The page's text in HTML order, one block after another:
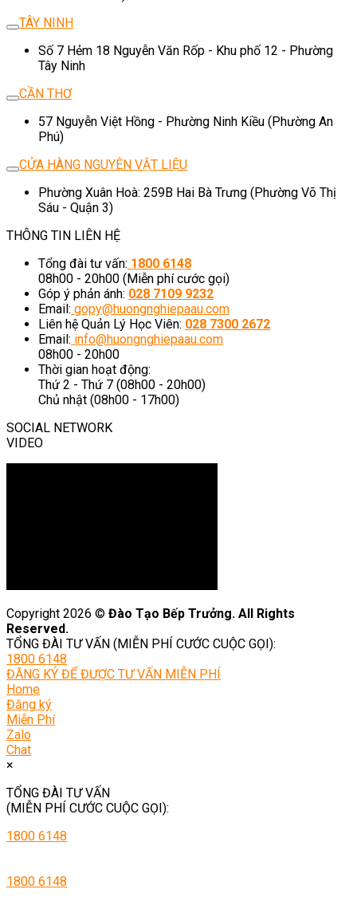
TÂY NINH
Số 7 Hẻm 18 Nguyễn Văn Rốp - Khu phố 12 - Phường
Tây Ninh
CẦN THƠ
57 Nguyễn Việt Hồng - Phường Ninh Kiều (Phường An
Phú)
CỬA HÀNG NGUYÊN VẬT LIỆU
Phường Xuân Hoà: 259B Hai Bà Trưng (Phường Võ Thị
Sáu - Quận 3)
THÔNG TIN LIÊN HỆ
Tổng đài tư vấn: 1800 6148
08h00 - 20h00 (Miễn phí cước gọi)
Góp ý phản ánh: 028 7109 9232
Email: gopy@huongnghiepaau.com
Liên hệ Quản Lý Học Viên: 028 7300 2672
Email: info@huongnghiepaau.com
08h00 - 20h00
Thời gian hoạt động:
Thứ 2 - Thứ 7 (08h00 - 20h00)
Chủ nhật (08h00 - 17h00)
SOCIAL NETWORK
VIDEO
Copyright 2026 © Đào Tạo Bếp Trưởng. All Rights
Reserved.
TỔNG ĐÀI TƯ VẤN (MIỄN PHÍ CƯỚC CUỘC GỌI):
1800 6148
ĐĂNG KÝ ĐỂ ĐƯỢC TƯ VẤN MIỄN PHÍ
Home
Đăng ký
Miễn Phí
Zalo
Chat
×
TỔNG ĐÀI TƯ VẤN
(MIỄN PHÍ CƯỚC CUỘC GỌI):
1800 6148
1800 6148